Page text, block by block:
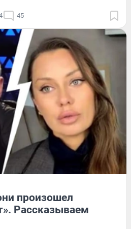
45
произошел
Рассказываем